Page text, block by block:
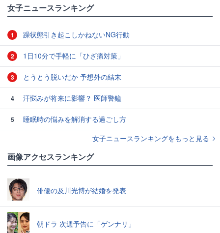
女子ニュースランキング
1 躁状態引き起こしかねないNG行動
2 1日10分で手軽に「ひざ痛対策」
3 とうとう脱いだか 予想外の結末
4 汗悩みが将来に影響？ 医師警鐘
5
睡眠時の悩みを解消する過ごし方
女子ニュースランキングをもっと見る
画像アクセスランキング
俳優の及川光博が結婚を発表
朝ドラ 次週予告に「ゲンナリ」